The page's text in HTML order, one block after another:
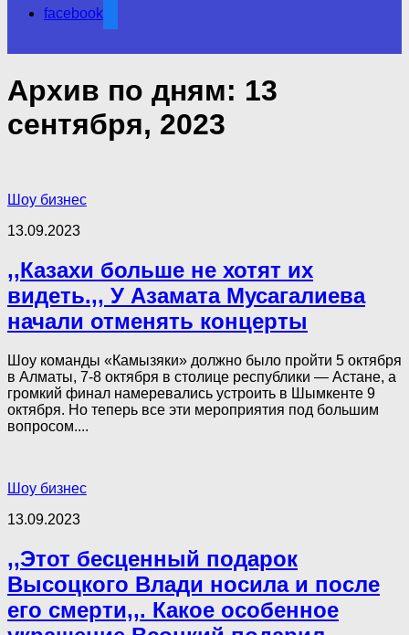
facebook
Архив по дням: 13
сентября, 2023
Шоу бизнес
13.09.2023
,,Казахи больше не хотят их
видеть.,, У Азамата Мусагалиева
начали отменять концерты
Шоу команды «Камызяки» должно было пройти 5 октября
в Алматы, 7-8 октября в столице республики — Астане, а
громкий финал намеревались устроить в Шымкенте 9
октября. Но теперь все эти мероприятия под большим
вопросом....
Шоу бизнес
13.09.2023
,,Этот бесценный подарок
Высоцкого Влади носила и после
его смерти,,. Какое особенное